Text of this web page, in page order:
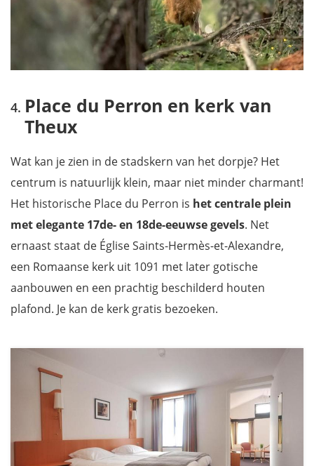
Place du Perron en kerk van
Theux
Wat kan je zien in de stadskern van het dorpje? Het
centrum is natuurlijk klein, maar niet minder charmant!
Het historische Place du Perron is het centrale plein
met elegante 17de- en 18de-eeuwse gevels. Net
ernaast staat de Église Saints-Hermès-et-Alexandre,
een Romaanse kerk uit 1091 met later gotische
aanbouwen en een prachtig beschilderd houten
plafond. Je kan de kerk gratis bezoeken.